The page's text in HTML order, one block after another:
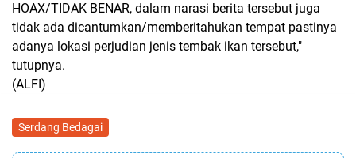
HOAX/TIDAK BENAR, dalam narasi berita tersebut juga
tidak ada dicantumkan/memberitahukan tempat pastinya
adanya lokasi perjudian jenis tembak ikan tersebut,"
tutupnya.
(ALFI)
Serdang Bedagai